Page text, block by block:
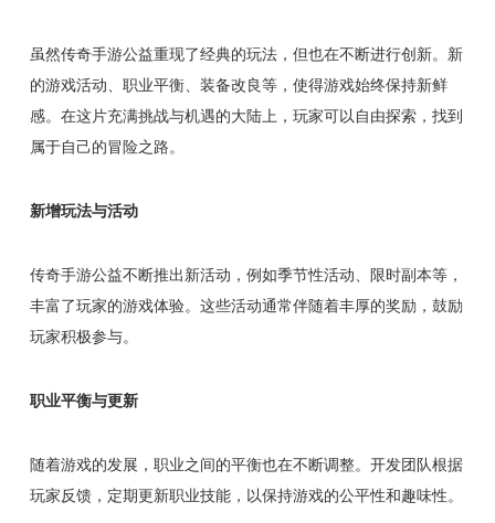
虽然传奇手游公益重现了经典的玩法，但也在不断进行创新。新
的游戏活动、职业平衡、装备改良等，使得游戏始终保持新鲜
感。在这片充满挑战与机遇的大陆上，玩家可以自由探索，找到
属于自己的冒险之路。
新增玩法与活动
传奇手游公益不断推出新活动，例如季节性活动、限时副本等，
丰富了玩家的游戏体验。这些活动通常伴随着丰厚的奖励，鼓励
玩家积极参与。
职业平衡与更新
随着游戏的发展，职业之间的平衡也在不断调整。开发团队根据
玩家反馈，定期更新职业技能，以保持游戏的公平性和趣味性。